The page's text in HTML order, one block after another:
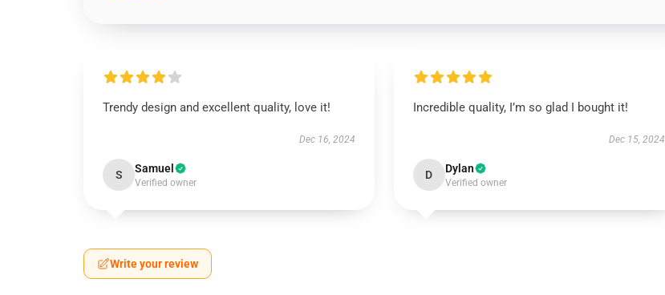
Trendy design and excellent quality, love it!
Dec 16, 2024
S Samuel
Verified owner
Incredible quality, I’m so glad I bought it!
Dec 15, 2024
D Dylan
Verified owner
Write your review